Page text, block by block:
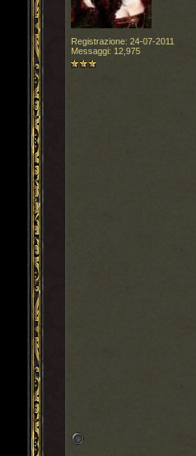
Registrazione: 24-07-2011
Messaggi: 12,975